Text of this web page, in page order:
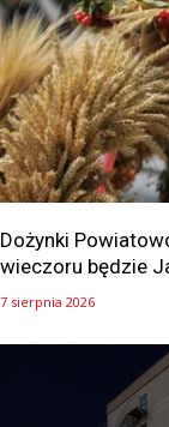
Dożynki
wieczoru będzie
7 sierpnia 2026